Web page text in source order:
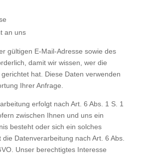
an uns
gültigen E-Mail-Adresse sowie des
damit wir wissen, wer die
hat. Diese Daten verwenden
Ihrer Anfrage.
erfolgt nach Art. 6 Abs. 1 S. 1
zwischen Ihnen und uns ein
besteht oder sich ein solches
Datenverarbeitung nach Art. 6 Abs.
Unser berechtigtes Interesse